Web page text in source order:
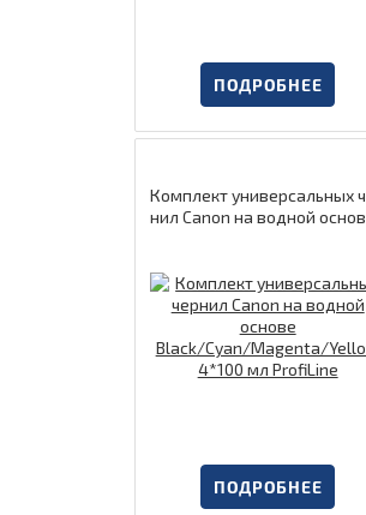
ПОДРОБНЕЕ
Комплект универсальных
нил Canon на водной
ПОДРОБНЕЕ